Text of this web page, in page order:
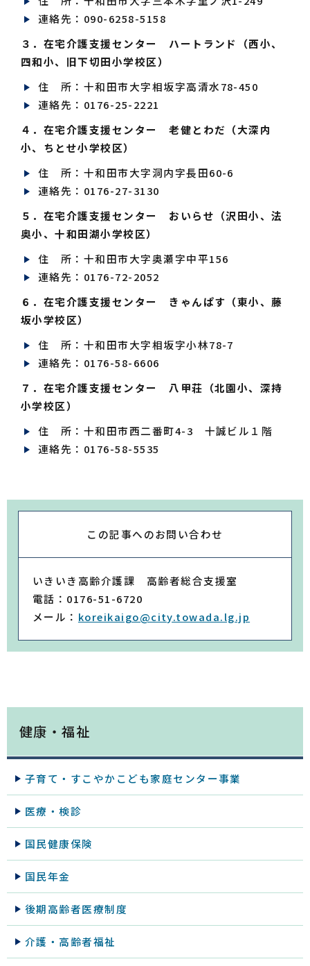
連絡先：090-6258-5158
３．在宅介護支援センター ハートランド（西小、
四和小、旧下切田小学校区）
住 所：十和田市大字相坂字高清水78-450
連絡先：0176-25-2221
４．在宅介護支援センター 老健とわだ（大深内
小、ちとせ小学校区）
住 所：十和田市大字洞内字長田60-6
連絡先：0176-27-3130
５．在宅介護支援センター おいらせ（沢田小、法
奥小、十和田湖小学校区）
住 所：十和田市大字奥瀬字中平156
連絡先：0176-72-2052
６．在宅介護支援センター きゃんぱす（東小、藤
坂小学校区）
住 所：十和田市大字相坂字小林78-7
連絡先：0176-58-6606
７．在宅介護支援センター 八甲荘（北園小、深持
小学校区）
住 所：十和田市西二番町4-3 十誠ビル１階
連絡先：0176-58-5535
この記事へのお問い合わせ
いきいき高齢介護課 高齢者総合支援室
電話：0176-51-6720
メール： koreikaigo@city.towada.lg.jp
健康・福祉
子育て・すこやかこども家庭センター事業
医療・検診
国民健康保険
国民年金
後期高齢者医療制度
介護・高齢者福祉